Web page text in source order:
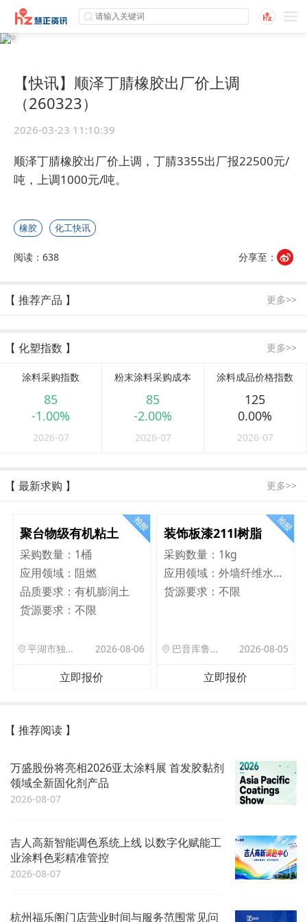
【快讯】顺泽丁腈橡胶出厂价上调
（260323）
2026-03-23 11:10:39
顺泽丁腈橡胶出厂价上调，丁腈3355出厂报22500元/
吨，上调1000元/吨。
橡胶 化工快讯
阅读：638 分享至：
【 推荐产品 】 更多>>
【 化塑指数 】 更多>>
涂料采购指数
85
-1.00%
2026-07
粉末涂料采购成本
85
-2.00%
2026-07
涂料成品价格指数
125
0.00%
2026-07
【 最新求购 】 更多>>
聚台物级有机粘土
采购数量： 1桶
应用领域： 阻燃
品质要求： 有机膨润土
货源要求： 不限
平湖市独山港镇集港路 589 号 2026-08-06
立即报价
装饰板漆211l树脂
采购数量： 1kg
应用领域：
外墙纤维水泥板
货源要求：不限
巴音库鲁提镇,托帕口岸六号库房 2026-08-05
立即报价
【 推荐阅读 】
万盛股份将亮相2026亚太涂料展 首发胶黏剂
领域全新固化剂产品
2026-08-07
吉人高新智能调色系统上线 以数字化赋能工
业涂料色彩精准管控
2026-08-07
杭州福乐阁门店营业时间与服务范围常见问